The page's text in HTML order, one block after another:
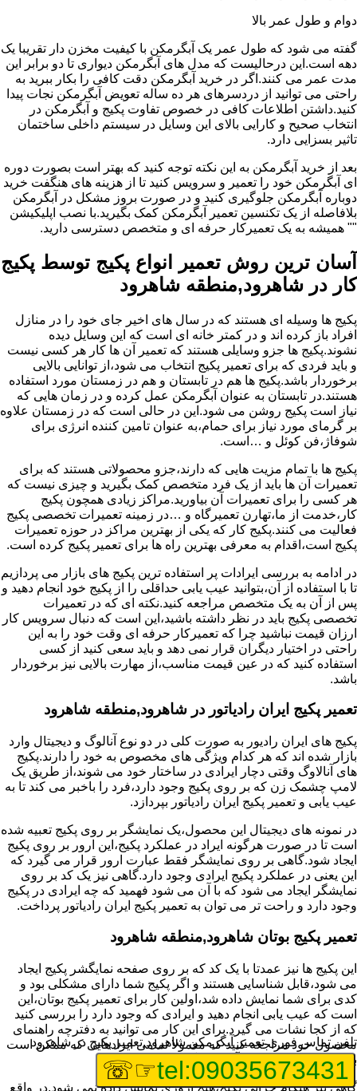
دوام و طول عمر بالا
گفته می شود که طول عمر یک آبگرمکن با کیفیت مخزن دار تقریبا یک
دهه است.این درحالیست که مدل های آبگرمکن دیواری تا دو برابر این
مدت عمر می کنند.اگر در خرید آبگرمکن دقت کافی را بکار ببرید به
راحتی می توانید از دردسرهای هر ده ساله تعویض آبگرمکن نجات پیدا
کنید.داشتن اطلاعات کافی در خصوص تفاوت پکیج و آبگرمکن در
انتخاب صحیح و کارایی بالای این وسایل در سیستم داخلی ساختمان
تاثیر بسزایی دارد.
بعد از خرید آبگرمکن به این نکته توجه کنید که بهتر است بصورت دوره
ای آبگرمکن خود را تعمیر و سرویس کنید تا از هزینه های هنگفت خرید
دوباره آبگرمکن جلوگیری کنید و در صورت بروز مشکل در آبگرمکن
بلافاصله از یک تکنسین تعمیر آبگرمکن کمک بگیرید.با نصب اپلیکیشن
"" همیشه به یک تعمیرکار حرفه ای و متخصص دسترسی دارید.
آسان ترین روش تعمیر انواع پکیج توسط پکیج
کار در شاهرود,منطقه شاهرود
پکیج ها وسیله ای هستند که در سال های اخیر جای خود را در منازل
افراد باز کرده اند و در کمتر خانه ای است که این وسایل دیده
نشوند.پکیج ها جزو وسایلی هستند که تعمیر آن ها کار هر کسی نیست
و باید فردی که برای تعمیر پکیج انتخاب می شود،از توانایی بالایی
برخوردار باشد.پکیج ها هم در تابستان و هم در زمستان مورد استفاده
هستند.در تابستان به عنوان آبگرمکن عمل کرده و در زمان هایی که
نیاز است پکیج روشن می شود.این در حالی است که در زمستان علاوه
بر گرمای مورد نیاز برای حمام،به عنوان تامین کننده انرژی برای
شوفاژ،فن کوئل و …است.
پکیج ها با تمام مزیت هایی که دارند،جزو محصولاتی هستند که برای
تعمیرات آن ها باید از یک فرد متخصص کمک بگیرید و چیزی نیست که
هر کسی را برای تعمیرات آن بیاورید.مراکز زیادی همچون پکیج
کار،خدمت از ما،تهارن تعمیرگاه و …در زمینه تعمیرات تخصصی پکیج
فعالیت می کنند.پکیج کار که یکی از بهترین مراکز در حوزه تعمیرات
پکیج است،اقدام به معرفی بهترین راه ها برای تعمیر پکیج کرده است.
در ادامه به بررسی ایرادات پر استفاده ترین پکیج های بازار می پردازیم
تا با استفاده از آن،بتوانید عیب یابی حداقلی را از پکیج خود انجام دهید و
پس از آن به یک متخصص مراجعه کنید.نکته ای که در تعمیرات
تخصصی پکیج باید در نظر داشته باشید،این است که دنبال سرویس کار
ارزان قیمت نباشید چرا که تعمیرکار حرفه ای وقت خود را به این
راحتی در اختیار دیگران قرار نمی دهد و باید سعی کنید از کسی
استفاده کنید که در عین قیمت مناسب،از مهارت بالایی نیز برخوردار
باشد.
تعمیر پکیج ایران رادیاتور در شاهرود,منطقه شاهرود
پکیج های ایران رادیور به صورت کلی در دو نوع آنالوگ و دیجیتال وارد
بازار شده اند که هر کدام ویژگی های مخصوص به خود را دارند.پکیج
های آنالاوگ وقتی دچار ایرادی در ساختار خود می شوند،از طریق یک
لامپ چشمک زن که بر روی پکیج وجود دارد،فرد را باخبر می کند تا به
عیب یابی و تعمیر پکیج ایران رادیاتور بپردازد.
در نمونه های دیجیتال این محصول،یک نمایشگر بر روی پکیج تعبیه شده
است تا در صورت هرگونه ایراد در عملکرد پکیج،این ارور بر روی پکیج
ایجاد شود.گاهی بر روی نمایشگر فقط عبارت ارور قرار می گیرد که
این یعنی در عملکرد پکیج ایرادی وجود دارد.گاهی نیز یک کد بر روی
نمایشگر ایجاد می شود که با آن می شود فهمید که چه ایرادی در پکیج
وجود دارد و راحت تر می توان به تعمیر پکیج ایران رادیاتور پرداخت.
تعمیر پکیج بوتان شاهرود,منطقه شاهرود
این پکیج ها نیز عمدتا با یک کد که بر روی صفحه نمایگشر پکیج ایجاد
می شود،قابل شناسایی هستند و اگر پکیج شما دارای مشکلی بود و
کدی برای شما نمایش داده شد،اولین کار برای تعمیر پکیج بوتان،این
است که عیب یابی انجام دهید و ایرادی که وجود دارد را بررسی کنید
که از کجا نشات می گیرد.برای این کار می توانید به دفترچه راهنمای
محصول خود مراجعه کنید که معمولا تمامی ایرادهایی که ممکن است
برای پکیج پیش بیاید در آن قرار گرفته است.
گاهی نیز هنگام خرابی پکیج،هیچ اروری نمایش داده نمی شود.در واقع
تلفن تماس فوریتعمیر آبگرمکن شاهرود,تعمیر پکیج در شاهرود
tel:09035673431
☞☏